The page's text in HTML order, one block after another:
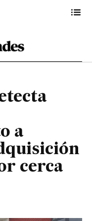
por cerca
a
cerca